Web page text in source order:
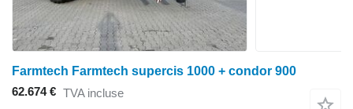
Farmtech Farmtech supercis 1000 + condor 900
62.674 € TVA incluse